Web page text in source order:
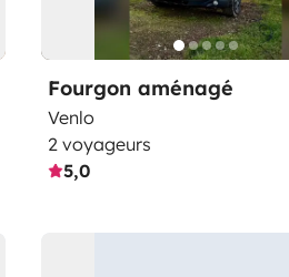
Fourgon aménagé
Venlo
2 voyageurs
5,0